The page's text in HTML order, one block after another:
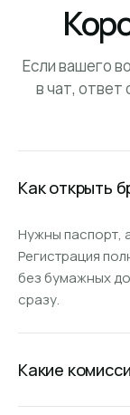
Если вашего
в чат,
Как открыть
Нужны паспорт,
Регистрация
без бумажных
сразу.
Какие